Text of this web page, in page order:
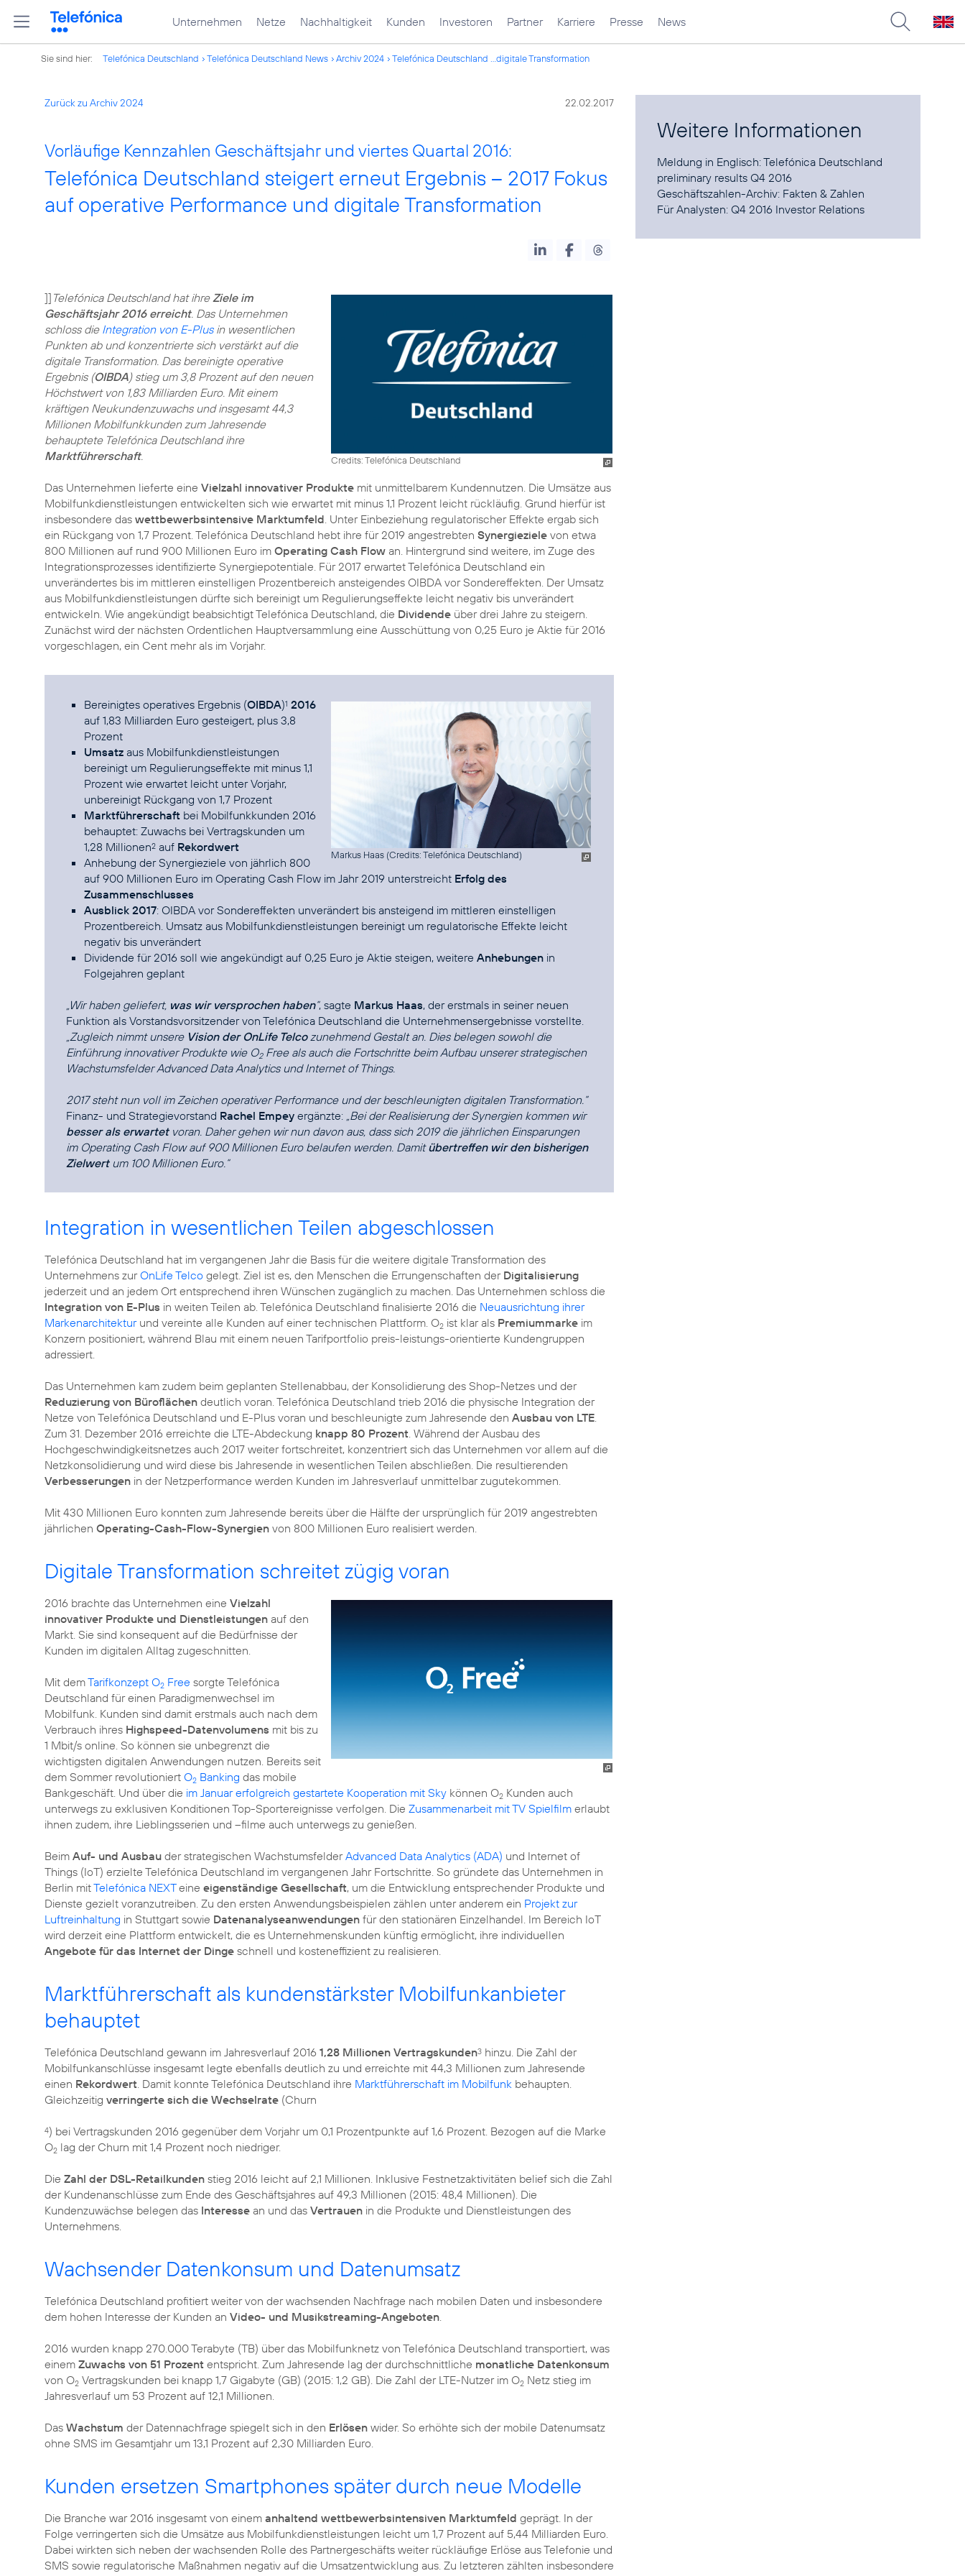
Unternehmen Netze Nachhaltigkeit Kunden Investoren Partner Karriere Presse News
Sie sind hier: Telefónica Deutschland Telefónica Deutschland News Archiv 2024 Telefónica Deutschland ...digitale Transformation
Zurück zu Archiv 2024 22.02.2017
Vorläufige Kennzahlen Geschäftsjahr und viertes Quartal 2016:
Telefónica Deutschland steigert erneut Ergebnis – 2017 Fokus
auf operative Performance und digitale Transformation
Credits: Telefónica Deutschland
]] Telefónica Deutschland hat ihreZiele im
Geschäftsjahr 2016 erreicht. Das Unternehmen
schloss die Integration von E-Plusin wesentlichen
Punkten ab und konzentrierte sich verstärkt auf die
digitale Transformation. Das bereinigte operative
Ergebnis (OIBDA) stieg um 3,8 Prozent auf den neuen
Höchstwert von 1,83 Milliarden Euro. Mit einem
kräftigen Neukundenzuwachs und insgesamt 44,3
Millionen Mobilfunkkunden zum Jahresende
behauptete Telefónica Deutschland ihre
Marktführerschaft.
Das Unternehmen lieferte eine Vielzahl innovativer Produkte mit unmittelbarem Kundennutzen. Die Umsätze aus
Mobilfunkdienstleistungen entwickelten sich wie erwartet mit minus 1,1 Prozent leicht rückläufig. Grund hierfür ist
insbesondere das wettbewerbsintensive Marktumfeld. Unter Einbeziehung regulatorischer Effekte ergab sich
ein Rückgang von 1,7 Prozent. Telefónica Deutschland hebt ihre für 2019 angestrebten Synergieziele von etwa
800 Millionen auf rund 900 Millionen Euro im Operating Cash Flow an. Hintergrund sind weitere, im Zuge des
Integrationsprozesses identifizierte Synergiepotentiale. Für 2017 erwartet Telefónica Deutschland ein
unverändertes bis im mittleren einstelligen Prozentbereich ansteigendes OIBDA vor Sondereffekten. Der Umsatz
aus Mobilfunkdienstleistungen dürfte sich bereinigt um Regulierungseffekte leicht negativ bis unverändert
entwickeln. Wie angekündigt beabsichtigt Telefónica Deutschland, die Dividende über drei Jahre zu steigern.
Zunächst wird der nächsten Ordentlichen Hauptversammlung eine Ausschüttung von 0,25 Euro je Aktie für 2016
vorgeschlagen, ein Cent mehr als im Vorjahr.
Markus Haas (Credits: Telefónica Deutschland)
Bereinigtes operatives Ergebnis (OIBDA)1 2016
auf 1,83 Milliarden Euro gesteigert, plus 3,8
Prozent
Umsatz aus Mobilfunkdienstleistungen
bereinigt um Regulierungseffekte mit minus 1,1
Prozent wie erwartet leicht unter Vorjahr,
unbereinigt Rückgang von 1,7 Prozent
Marktführerschaft bei Mobilfunkkunden 2016
behauptet: Zuwachs bei Vertragskunden um
1,28 Millionen2 auf Rekordwert
Anhebung der Synergieziele von jährlich 800
auf 900 Millionen Euro im Operating Cash Flow im Jahr 2019 unterstreicht Erfolg des
Zusammenschlusses
Ausblick 2017: OIBDA vor Sondereffekten unverändert bis ansteigend im mittleren einstelligen
Prozentbereich. Umsatz aus Mobilfunkdienstleistungen bereinigt um regulatorische Effekte leicht
negativ bis unverändert
Dividende für 2016 soll wie angekündigt auf 0,25 Euro je Aktie steigen, weitere Anhebungen in
Folgejahren geplant
„Wir haben geliefert, was wir versprochen haben“, sagte Markus Haas, der erstmals in seiner neuen
Funktion als Vorstandsvorsitzender von Telefónica Deutschland die Unternehmensergebnisse vorstellte.
„Zugleich nimmt unsere Vision der OnLife Telcozunehmend Gestalt an. Dies belegen sowohl die
Einführung innovativer Produkte wie O2Freeals auch die Fortschritte beim Aufbau unserer strategischen
WachstumsfelderAdvanced Data Analyticsund Internet of Things.
2017 steht nun voll im Zeichen operativer Performance und der beschleunigten digitalen Transformation.“
Finanz- und Strategievorstand Rachel Empey ergänzte: „Bei der Realisierung der Synergien kommen wir
besser als erwartetvoran. Daher gehen wir nun davon aus, dass sich 2019 die jährlichen Einsparungen
im Operating Cash Flow auf 900 Millionen Euro belaufen werden. Damitübertreffen wir den bisherigen
Zielwertum 100 Millionen Euro.“
Integration in wesentlichen Teilen abgeschlossen
Telefónica Deutschland hat im vergangenen Jahr die Basis für die weitere digitale Transformation des
Unternehmens zurOnLife Telco gelegt. Ziel ist es, den Menschen die Errungenschaften der Digitalisierung
jederzeit und an jedem Ort entsprechend ihren Wünschen zugänglich zu machen. Das Unternehmen schloss die
Integration von E-Plus in weiten Teilen ab. Telefónica Deutschland finalisierte 2016 die Neuausrichtung ihrer
Markenarchitekturund vereinte alle Kunden auf einer technischen Plattform. O2 ist klar als Premiummarke im
Konzern positioniert, während Blau mit einem neuen Tarifportfolio preis-leistungs-orientierte Kundengruppen
adressiert.
Das Unternehmen kam zudem beim geplanten Stellenabbau, der Konsolidierung des Shop-Netzes und der
Reduzierung von Büroflächen deutlich voran. Telefónica Deutschland trieb 2016 die physische Integration der
Netze von Telefónica Deutschland und E-Plus voran und beschleunigte zum Jahresende den Ausbau von LTE.
Zum 31. Dezember 2016 erreichte die LTE-Abdeckung knapp 80 Prozent. Während der Ausbau des
Hochgeschwindigkeitsnetzes auch 2017 weiter fortschreitet, konzentriert sich das Unternehmen vor allem auf die
Netzkonsolidierung und wird diese bis Jahresende in wesentlichen Teilen abschließen. Die resultierenden
Verbesserungen in der Netzperformance werden Kunden im Jahresverlauf unmittelbar zugutekommen.
Mit 430 Millionen Euro konnten zum Jahresende bereits über die Hälfte der ursprünglich für 2019 angestrebten
jährlichen Operating-Cash-Flow-Synergien von 800 Millionen Euro realisiert werden.
Digitale Transformation schreitet zügig voran
2016 brachte das Unternehmen eine Vielzahl
innovativer Produkte und Dienstleistungen auf den
Markt. Sie sind konsequent auf die Bedürfnisse der
Kunden im digitalen Alltag zugeschnitten.
Mit demTarifkonzept O2 Free sorgte Telefónica
Deutschland für einen Paradigmenwechsel im
Mobilfunk. Kunden sind damit erstmals auch nach dem
Verbrauch ihres Highspeed-Datenvolumens mit bis zu
1 Mbit/s online. So können sie unbegrenzt die
wichtigsten digitalen Anwendungen nutzen. Bereits seit
dem Sommer revolutioniert O2 Banking das mobile
Bankgeschäft. Und über die im Januar erfolgreich gestartete Kooperation mit Sky können O2 Kunden auch
unterwegs zu exklusiven Konditionen Top-Sportereignisse verfolgen. Die Zusammenarbeit mit TV Spielfilm erlaubt
ihnen zudem, ihre Lieblingsserien und –filme auch unterwegs zu genießen.
Beim Auf- und Ausbau der strategischen WachstumsfelderAdvanced Data Analytics (ADA) und Internet of
Things (IoT) erzielte Telefónica Deutschland im vergangenen Jahr Fortschritte. So gründete das Unternehmen in
Berlin mitTelefónica NEXTeine eigenständige Gesellschaft, um die Entwicklung entsprechender Produkte und
Dienste gezielt voranzutreiben. Zu den ersten Anwendungsbeispielen zählen unter anderem ein Projekt zur
Luftreinhaltung in Stuttgart sowie Datenanalyseanwendungen für den stationären Einzelhandel. Im Bereich IoT
wird derzeit eine Plattform entwickelt, die es Unternehmenskunden künftig ermöglicht, ihre individuellen
Angebote für das Internet der Dinge schnell und kosteneffizient zu realisieren.
Marktführerschaft als kundenstärkster Mobilfunkanbieter
behauptet
Telefónica Deutschland gewann im Jahresverlauf 2016 1,28 Millionen Vertragskunden3 hinzu. Die Zahl der
Mobilfunkanschlüsse insgesamt legte ebenfalls deutlich zu und erreichte mit 44,3 Millionen zum Jahresende
einen Rekordwert. Damit konnte Telefónica Deutschland ihre Marktführerschaft im Mobilfunk behaupten.
Gleichzeitig verringerte sich die Wechselrate (Churn
4) bei Vertragskunden 2016 gegenüber dem Vorjahr um 0,1 Prozentpunkte auf 1,6 Prozent. Bezogen auf die Marke
O2 lag der Churn mit 1,4 Prozent noch niedriger.
Die Zahl der DSL-Retailkunden stieg 2016 leicht auf 2,1 Millionen. Inklusive Festnetzaktivitäten belief sich die Zahl
der Kundenanschlüsse zum Ende des Geschäftsjahres auf 49,3 Millionen (2015: 48,4 Millionen). Die
Kundenzuwächse belegen das Interesse an und das Vertrauen in die Produkte und Dienstleistungen des
Unternehmens.
Wachsender Datenkonsum und Datenumsatz
Telefónica Deutschland profitiert weiter von der wachsenden Nachfrage nach mobilen Daten und insbesondere
dem hohen Interesse der Kunden an Video- und Musikstreaming-Angeboten.
2016 wurden knapp 270.000 Terabyte (TB) über das Mobilfunknetz von Telefónica Deutschland transportiert, was
einem Zuwachs von 51 Prozent entspricht. Zum Jahresende lag der durchschnittliche monatliche Datenkonsum
von O2 Vertragskunden bei knapp 1,7 Gigabyte (GB) (2015: 1,2 GB). Die Zahl der LTE-Nutzer im O2 Netz stieg im
Jahresverlauf um 53 Prozent auf 12,1 Millionen.
Das Wachstum der Datennachfrage spiegelt sich in den Erlösen wider. So erhöhte sich der mobile Datenumsatz
ohne SMS im Gesamtjahr um 13,1 Prozent auf 2,30 Milliarden Euro.
Kunden ersetzen Smartphones später durch neue Modelle
Die Branche war 2016 insgesamt von einem anhaltend wettbewerbsintensiven Marktumfeld geprägt. In der
Folge verringerten sich die Umsätze aus Mobilfunkdienstleistungen leicht um 1,7 Prozent auf 5,44 Milliarden Euro.
Dabei wirkten sich neben der wachsenden Rolle des Partnergeschäfts weiter rückläufige Erlöse aus Telefonie und
SMS sowie regulatorische Maßnahmen negativ auf die Umsatzentwicklung aus. Zu letzteren zählten insbesondere
Weitere Informationen
Meldung in Englisch:Telefónica Deutschland
preliminary results Q4 2016
Geschäftszahlen-Archiv: Fakten & Zahlen
Für Analysten:Q4 2016 Investor Relations